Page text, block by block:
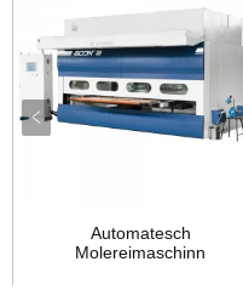
Automatesch
Molereimaschinn